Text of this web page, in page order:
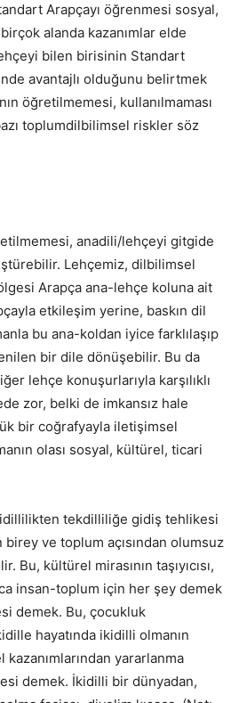
Arapçayı öğrenmesi sosyal,
alanda kazanımlar elde
bilen birisinin Standart
avantajlı olduğunu belirtmek
öğretilmemesi, kullanılmaması
toplumdilbilimsel riskler söz
anadili/lehçeyi gitgide
Lehçemiz, dilbilimsel
Arapça ana-lehçe koluna ait
etkileşim yerine, baskın dil
bu ana-koldan iyice farklılaşıp
bir dile dönüşebilir. Bu da
lehçe konuşurlarıyla karşılıklı
zor, belki de imkansız hale
bir coğrafyayla iletişimsel
olası sosyal, kültürel, ticari
tekdilliliğe gidiş tehlikesi
ve toplum açısından olumsuz
Bu, kültürel mirasının taşıyıcısı,
insan-toplum için her şey demek
demek. Bu, çocukluk
hayatında ikidilli olmanın
yararlanma
demek. İkidilli bir dünyadan,